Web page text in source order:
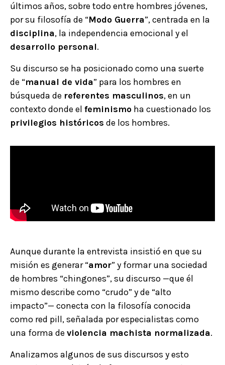
últimos años, sobre todo entre hombres jóvenes,
por su filosofía de “Modo Guerra”, centrada en la
disciplina, la independencia emocional y el
desarrollo personal.
Su discurso se ha posicionado como una suerte
de “manual de vida” para los hombres en
búsqueda de referentes masculinos, en un
contexto donde el feminismo ha cuestionado los
privilegios históricos de los hombres.
Aunque durante la entrevista insistió en que su
misión es generar “amor” y formar una sociedad
de hombres “chingones”, su discurso —que él
mismo describe como “crudo” y de “alto
impacto”— conecta con la filosofía conocida
como red pill, señalada por especialistas como
una forma de violencia machista normalizada.
Analizamos algunos de sus discursos y esto